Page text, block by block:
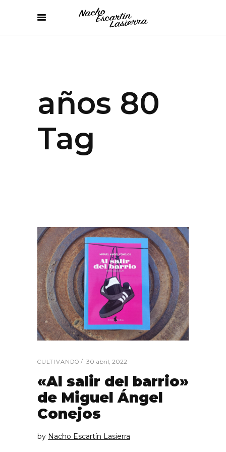
años 80
Tag
CULTIVANDO 30 abril, 2022
«Al salir del barrio»
de Miguel Ángel
Conejos
by Nacho Escartín Lasierra